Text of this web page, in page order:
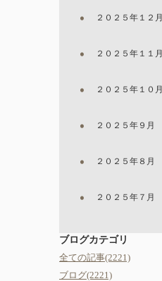
２０２５年１２月
２０２５年１１月
２０２５年１０月
２０２５年９月
２０２５年８月
２０２５年７月
ブログカテゴリ
全ての記事(2221)
ブログ(2221)